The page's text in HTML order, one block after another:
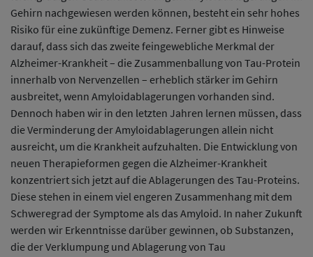
Gehirn nachgewiesen werden können, besteht ein sehr hohes
Risiko für eine zukünftige Demenz. Ferner gibt es Hinweise
darauf, dass sich das zweite feingewebliche Merkmal der
Alzheimer-Krankheit – die Zusammenballung von Tau-Protein
innerhalb von Nervenzellen – erheblich stärker im Gehirn
ausbreitet, wenn Amyloidablagerungen vorhanden sind.
Dennoch haben wir in den letzten Jahren lernen müssen, dass
die Verminderung der Amyloidablagerungen allein nicht
ausreicht, um die Krankheit aufzuhalten. Die Entwicklung von
neuen Therapieformen gegen die Alzheimer-Krankheit
konzentriert sich jetzt auf die Ablagerungen des Tau-Proteins.
Diese stehen in einem viel engeren Zusammenhang mit dem
Schweregrad der Symptome als das Amyloid. In naher Zukunft
werden wir Erkenntnisse darüber gewinnen, ob Substanzen,
die der Verklumpung und Ablagerung von Tau